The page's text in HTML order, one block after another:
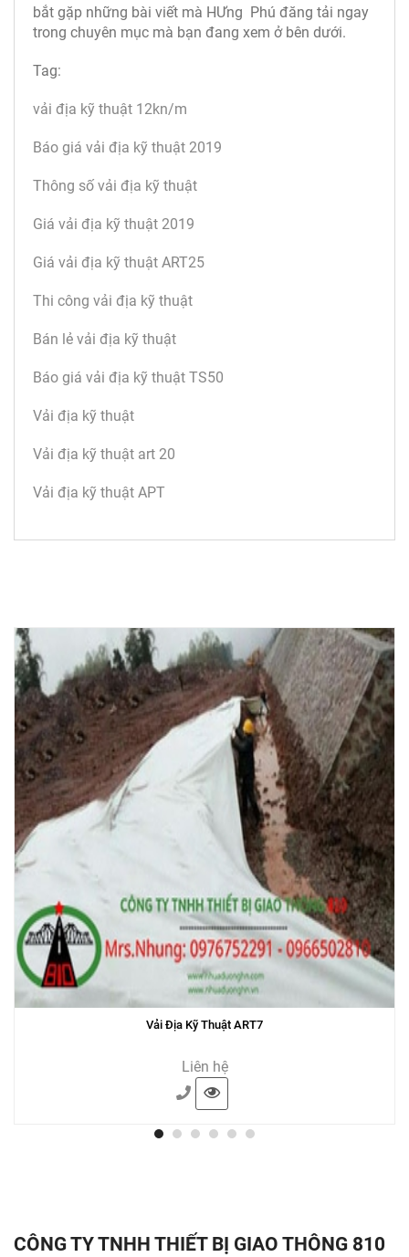
bắt gặp những bài viết mà HƯng Phú đăng tải ngay
trong chuyên mục mà bạn đang xem ở bên dưới.
Tag:
vải địa kỹ thuật 12kn/m
Báo giá vải địa kỹ thuật 2019
Thông số vải địa kỹ thuật
Giá vải địa kỹ thuật 2019
Giá vải địa kỹ thuật ART25
Thi công vải địa kỹ thuật
Bán lẻ vải địa kỹ thuật
Báo giá vải địa kỹ thuật TS50
Vải địa kỹ thuật
Vải địa kỹ thuật art 20
Vải địa kỹ thuật APT
Vải Địa Kỹ Thuật ART7
Liên hệ
CÔNG TY TNHH THIẾT BỊ GIAO THÔNG 810